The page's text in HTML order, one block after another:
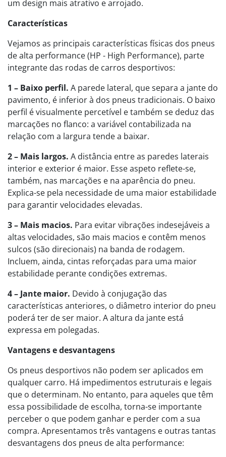
um design mais atrativo e arrojado.
Características
Vejamos as principais características físicas dos pneus
de alta performance (HP - High Performance), parte
integrante das rodas de carros desportivos:
1 – Baixo perfil. A parede lateral, que separa a jante do
pavimento, é inferior à dos pneus tradicionais. O baixo
perfil é visualmente percetível e também se deduz das
marcações no flanco: a variável contabilizada na
relação com a largura tende a baixar.
2 – Mais largos. A distância entre as paredes laterais
interior e exterior é maior. Esse aspeto reflete-se,
também, nas marcações e na aparência do pneu.
Explica-se pela necessidade de uma maior estabilidade
para garantir velocidades elevadas.
3 – Mais macios. Para evitar vibrações indesejáveis a
altas velocidades, são mais macios e contêm menos
sulcos (são direcionais) na banda de rodagem.
Incluem, ainda, cintas reforçadas para uma maior
estabilidade perante condições extremas.
4 – Jante maior. Devido à conjugação das
características anteriores, o diâmetro interior do pneu
poderá ter de ser maior. A altura da jante está
expressa em polegadas.
Vantagens e desvantagens
Os pneus desportivos não podem ser aplicados em
qualquer carro. Há impedimentos estruturais e legais
que o determinam. No entanto, para aqueles que têm
essa possibilidade de escolha, torna-se importante
perceber o que podem ganhar e perder com a sua
compra. Apresentamos três vantagens e outras tantas
desvantagens dos pneus de alta performance: